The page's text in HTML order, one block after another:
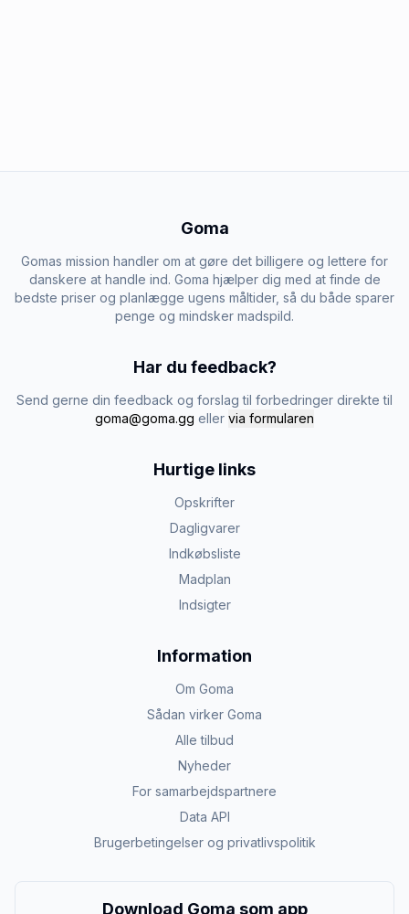
Goma
Gomas mission handler om at gøre det billigere og lettere for
danskere at handle ind. Goma hjælper dig med at finde de
bedste priser og planlægge ugens måltider, så du både sparer
penge og mindsker madspild.
Har du feedback?
Send gerne din feedback og forslag til forbedringer direkte til
goma@goma.gg eller via formularen
Hurtige links
Opskrifter
Dagligvarer
Indkøbsliste
Madplan
Indsigter
Information
Om Goma
Sådan virker Goma
Alle tilbud
Nyheder
For samarbejdspartnere
Data API
Brugerbetingelser og privatlivspolitik
Download Goma som app